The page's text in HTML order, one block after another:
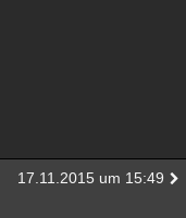
17.11.2015 um 15:49